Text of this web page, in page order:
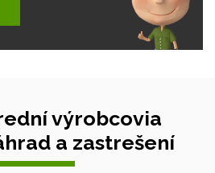
výrobcovia
a zastrešení